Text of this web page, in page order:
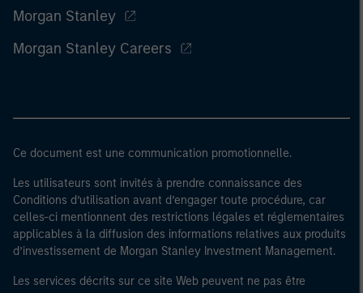
Morgan Stanley
Morgan Stanley Careers
Ce document est une communication promotionnelle.
Les utilisateurs sont invités à prendre connaissance des
Conditions d’utilisation avant d’engager toute procédure, car
celles-ci mentionnent des restrictions légales et réglementaires
applicables à la diffusion des informations relatives aux produits
d’investissement de Morgan Stanley Investment Management.
Les services décrits sur ce site Web peuvent ne pas être